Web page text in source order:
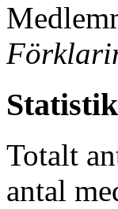
Statistik
Totalt
antal